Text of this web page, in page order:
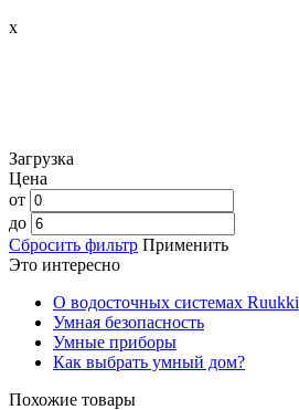
x
Загрузка
Цена
от
до
Сбросить фильтр Применить
Это интересно
О водосточных системах Ruukki
Умная безопасность
Умные приборы
Как выбрать умный дом?
Похожие товары